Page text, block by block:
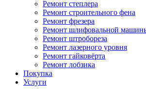
Ремонт степлера
Ремонт строительного фена
Ремонт фрезера
Ремонт шлифовальной
Ремонт штробореза
Ремонт лазерного уровня
Ремонт гайковёрта
Ремонт лобзика
Покупка
Услуги